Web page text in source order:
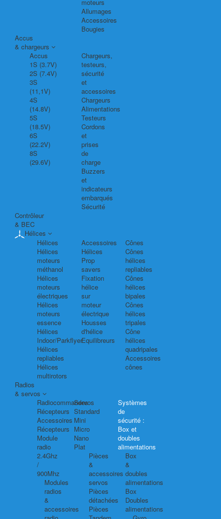
moteurs
Allumages
Accessoires
Bougies
Accus
& chargeurs
Accus
1S (3.7V)
2S (7.4V)
3S
(11,1V)
4S
(14.8V)
5S
(18.5V)
6S
(22.2V)
8S
(29.6V)
Chargeurs,
testeurs,
sécurité
et
accessoires
Chargeurs
Alimentations
Testeurs
Cordons
et
prises
de
charge
Buzzers
et
indicateurs
embarqués
Sécurité
Contrôleur
& BEC
Hélices
Hélices
Hélices
moteurs
méthanol
Hélices
moteurs
électriques
Hélices
moteurs
essence
Hélices
Indoor/Parkflyer
Hélices
repliables
Hélices
multirotors
Accessoires
Hélices
Prop
savers
Fixation
hélice
sur
moteur
électrique
Housses
d'hélice
Equilibreurs
Cônes
Cônes
hélices
repliables
Cônes
hélices
bipales
Cônes
hélices
tripales
Cône
hélices
quadripales
Accessoires
cônes
Radios
& servos
Radiocommandes
Récepteurs
Accessoires
Récepteurs
Module
radio
2.4Ghz
/
900Mhz
Modules
radios
&
accessoires
Servos
Standard
Mini
Micro
Nano
Plat
Pièces
&
accessoires
servos
Pièces
détachées
Pièces
Systèmes
de
sécurité :
Box et
doubles
alimentations
Box
&
doubles
alimentations
Box
Doubles
alimentations